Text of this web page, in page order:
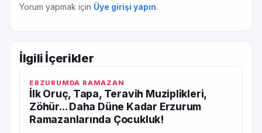
Yorum yapmak için Üye girişi yapın.
İlgili İçerikler
ERZURUMDA RAMAZAN
İlk Oruç, Tapa, Teravih Muziplikleri,
Zöhür... Daha Düne Kadar Erzurum
Ramazanlarında Çocukluk!